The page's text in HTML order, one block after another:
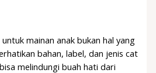
mainan anak bukan hal yang
bahan, label, dan jenis cat
melindungi buah hati dari